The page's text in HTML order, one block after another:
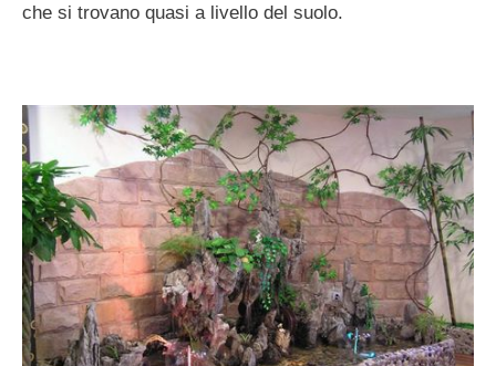
che si trovano quasi a livel­lo del suolo.